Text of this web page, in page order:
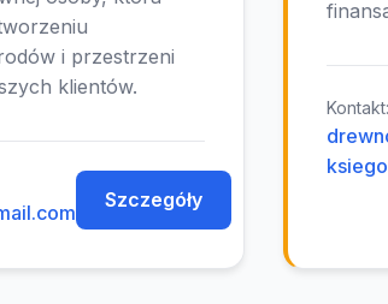
i przestrzeni
klientów.
Szczegóły
Kontakt: